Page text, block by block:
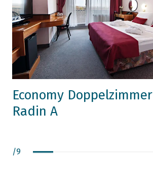
Economy Doppelzimmer
Radin A
/9